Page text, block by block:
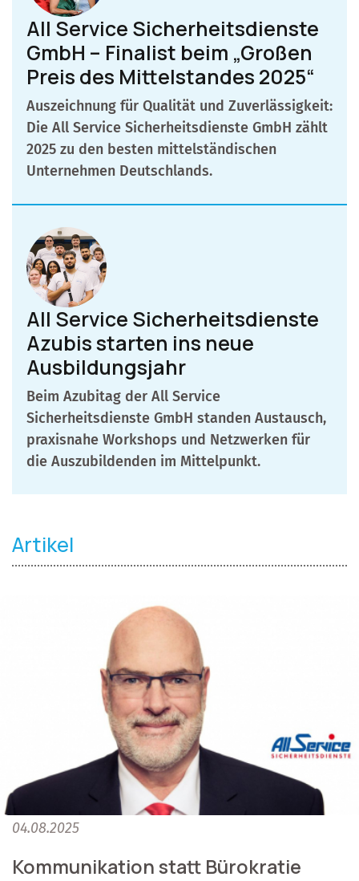
All Service Sicherheitsdienste
GmbH – Finalist beim „Großen
Preis des Mittelstandes 2025“
Auszeichnung für Qualität und Zuverlässigkeit:
Die All Service Sicherheitsdienste GmbH zählt
2025 zu den besten mittelständischen
Unternehmen Deutschlands.
All Service Sicherheitsdienste
Azubis starten ins neue
Ausbildungsjahr
Beim Azubitag der All Service
Sicherheitsdienste GmbH standen Austausch,
praxisnahe Workshops und Netzwerken für
die Auszubildenden im Mittelpunkt.
Artikel
04.08.2025
Kommunikation statt Bürokratie